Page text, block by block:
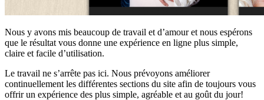
Nous y avons mis beaucoup de travail et d’amour et nous espérons
que le résultat vous donne une expérience en ligne plus simple,
claire et facile d’utilisation.
Le travail ne s’arrête pas ici. Nous prévoyons améliorer
continuellement les différentes sections du site afin de toujours vous
offrir un expérience des plus simple, agréable et au goût du jour!